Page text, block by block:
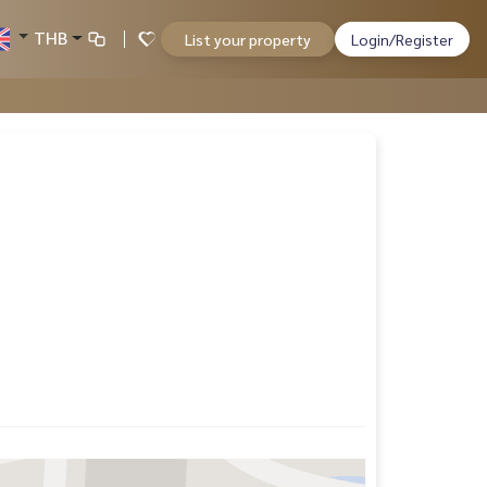
THB List your property Login/Register